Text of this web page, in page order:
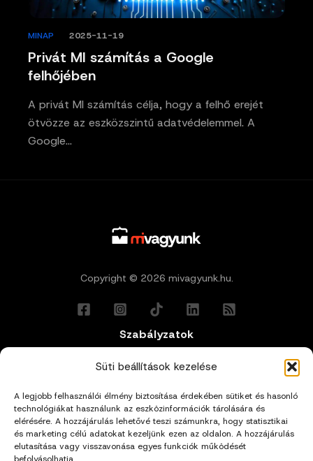
Süti beállítások kezelése
A legjobb felhasználói élmény biztosítása érdekében sütiket és hasonló
technológiákat használunk az eszközinformációk tárolására és
elérésére. A hozzájárulás lehetővé teszi számunkra, hogy statisztikai
és marketing célú adatokat kezeljünk ezen az oldalon. A hozzájárulás
elutasítása vagy visszavonása egyes funkciók működését
Privát MI számítás a Google
felhőjében
MINAP 2025-11-19
A privát MI számítás célja, hogy a felhő erejét
ötvözze az eszközszintű adatvédelemmel. A
Google…
Copyright © 2026 mivagyunk.hu.
Szabályzatok
Általános Felhasználási Feltételek
Adatkezelési Tájékoztató
Impresszum